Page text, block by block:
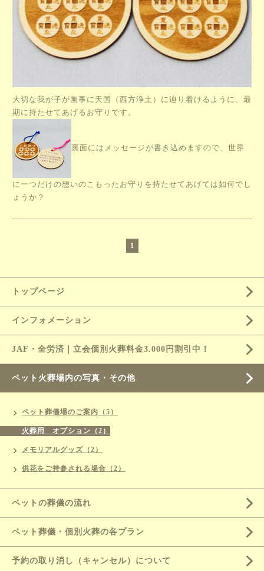
大切な我が子が無事に天国（西方浄土）に辿り着けるように、最
期に持たせてあげるお守りです。
裏面にはメッセージが書き込めますので、世界
に一つだけの想いのこもったお守りを持たせてあげては如何でし
ょうか？
1
トップページ
インフォメーション
JAF・全労済｜立会個別火葬料金3.000円割引中！
ペット火葬場内の写真・その他
ペット葬儀場のご案内（5）
火葬用 オプション（2）
メモリアルグッズ（2）
供花をご持参される場合（2）
ペットの葬儀の流れ
ペット葬儀・個別火葬の各プラン
予約の取り消し（キャンセル）について